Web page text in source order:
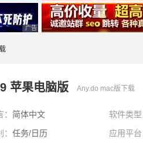
广告 商业广告，理性选择
苹果电脑版 Any.do mac版下载
简体中文 软件类型
：任务/日历 应用平台